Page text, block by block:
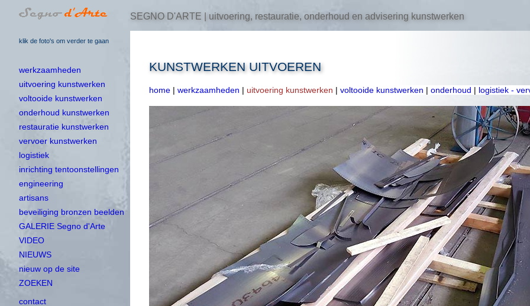
klik de foto's om verder te gaan
SEGNO D'ARTE | uitvoering, restauratie, onderhoud en advisering kunstwerken
werkzaamheden
uitvoering kunstwerken
voltooide kunstwerken
onderhoud kunstwerken
restauratie kunstwerken
vervoer kunstwerken
logistiek
inrichting tentoonstellingen
engineering
artisans
beveiliging bronzen beelden
GALERIE Segno d'Arte
VIDEO
NIEUWS
nieuw op de site
ZOEKEN
contact
KUNSTWERKEN UITVOEREN
home | werkzaamheden | uitvoering kunstwerken | voltooide kunstwerken | onderhoud | logistiek -